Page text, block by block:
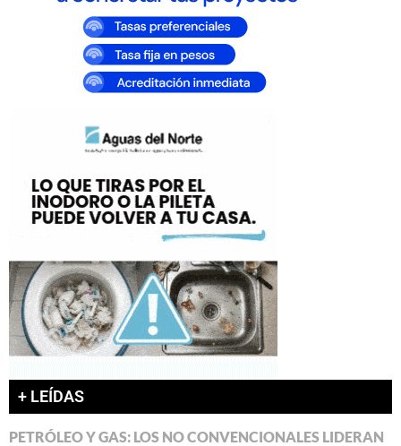
+ LEÍDAS
PETRÓLEO Y GAS: LOS NO CONVENCIONALES LIDERAN